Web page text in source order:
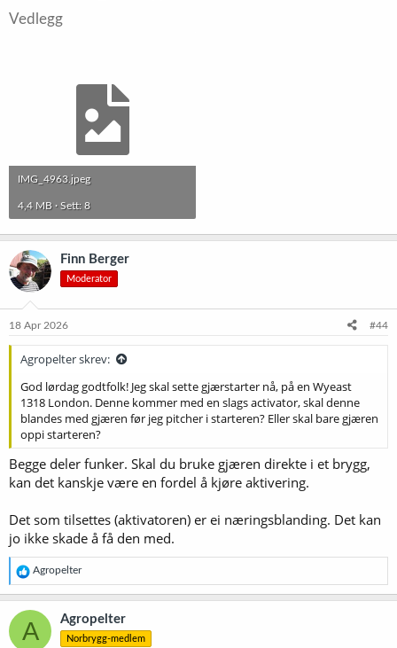
Vedlegg
IMG_4963.jpeg
4,4 MB · Sett: 8
Finn Berger
Moderator
18 Apr 2026 #44
Agropelter skrev:
God lørdag godtfolk! Jeg skal sette gjærstarter nå, på en Wyeast
1318 London. Denne kommer med en slags activator, skal denne
blandes med gjæren før jeg pitcher i starteren? Eller skal bare gjæren
oppi starteren?
Begge deler funker. Skal du bruke gjæren direkte i et brygg,
kan det kanskje være en fordel å kjøre aktivering.
Det som tilsettes (aktivatoren) er ei næringsblanding. Det kan
jo ikke skade å få den med.
R
e
a
k
s
Agropelter
A Agropelter
Norbrygg-medlem